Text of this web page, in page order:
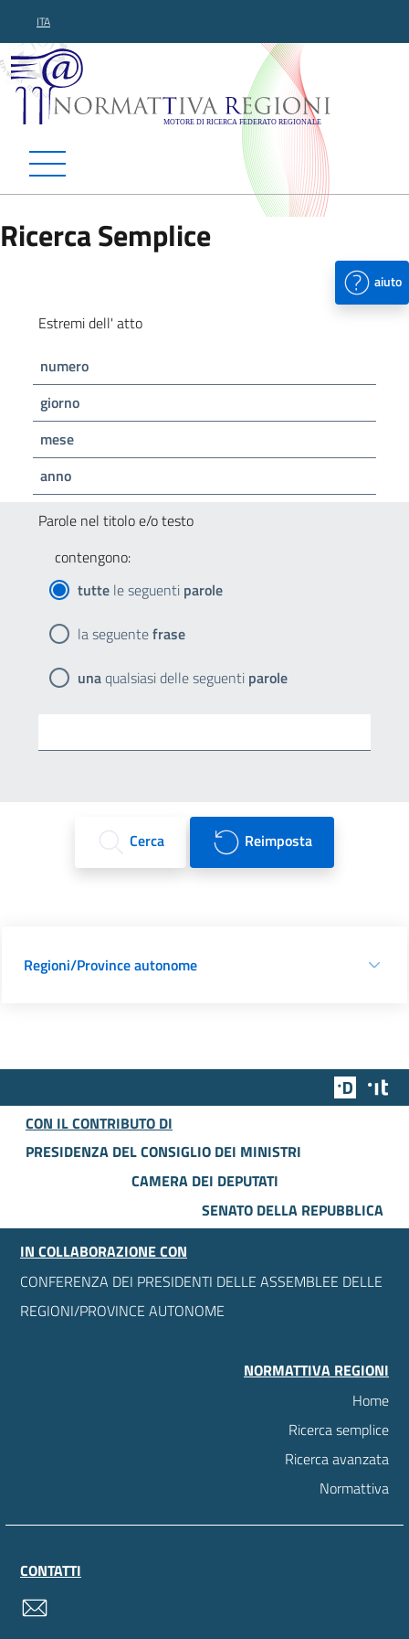
ITA
Normattiva Regioni -
Ricerca Semplice
aiuto
Estremi dell' atto
numero
giorno
mese
anno
Parole nel titolo e/o testo
contengono:
tutte le seguenti parole
la seguentefrase
unaqualsiasi delle seguenti parole
Cerca Reimposta
Regioni/Province autonome
Team
CON IL CONTRIBUTO DI
PRESIDENZA DEL CONSIGLIO DEI MINISTRI
CAMERA DEI DEPUTATI
SENATO DELLA REPUBBLICA
IN COLLABORAZIONE CON
CONFERENZA DEI PRESIDENTI DELLE ASSEMBLEE DELLE
REGIONI/PROVINCE AUTONOME
NORMATTIVA REGIONI
Home
Ricerca semplice
Ricerca avanzata
Normattiva
CONTATTI